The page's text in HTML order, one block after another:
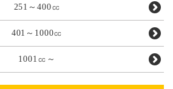
251～400㏄
401～1000㏄
1001㏄～